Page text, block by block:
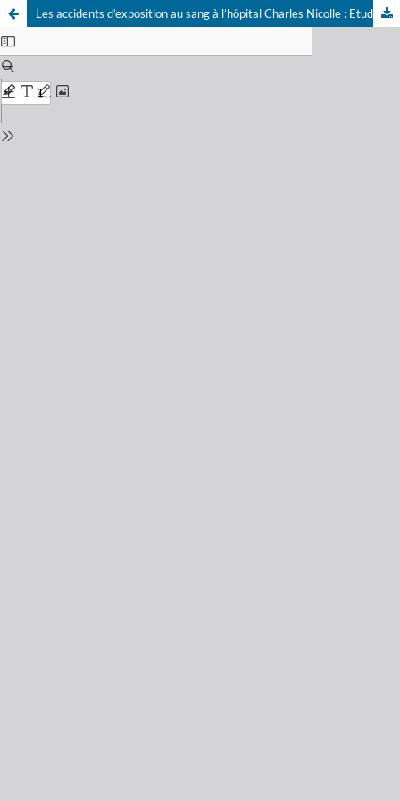
Les accidents d’exposition au sang à l’hôpital Charles Nicolle : Etude sur 6 ans